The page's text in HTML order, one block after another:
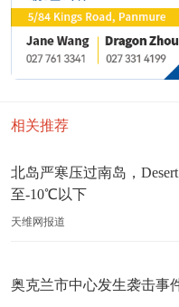
相关推荐
北岛严寒压过南岛，
至-10℃以下
天维网报道
奥克兰市中心发生袭击事